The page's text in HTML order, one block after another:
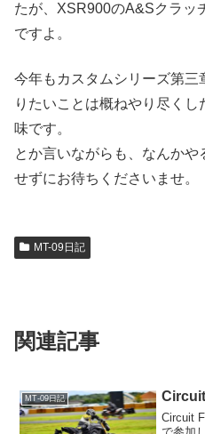
たが、XSR900のA&Sクラッ
ですよ。
今年もカスタムシリーズ第
りたいことは概ねやり尽く
味です。
とか言いながらも、なんか
せずにお待ちくださいませ。
MT-09日記
関連記事
MT-09日記
Circuit